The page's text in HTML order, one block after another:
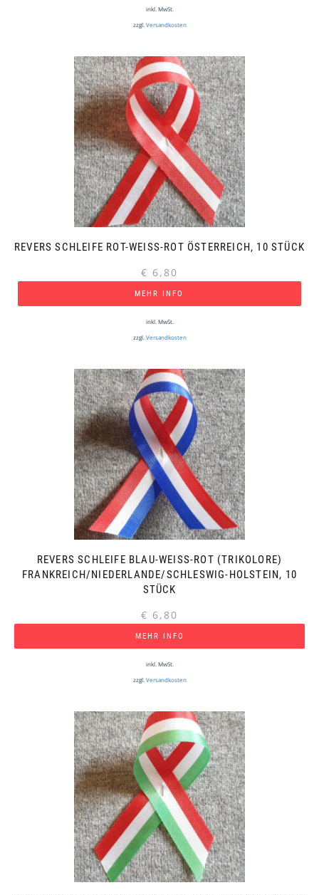
inkl. MwSt.
zzgl. Versandkosten
REVERS SCHLEIFE ROT-WEISS-ROT ÖSTERREICH, 10 STÜCK
€ 6,80
MEHR INFO
inkl. MwSt.
zzgl. Versandkosten
REVERS SCHLEIFE BLAU-WEISS-ROT (TRIKOLORE)
FRANKREICH/NIEDERLANDE/SCHLESWIG-HOLSTEIN, 10
STÜCK
€ 6,80
MEHR INFO
inkl. MwSt.
zzgl. Versandkosten